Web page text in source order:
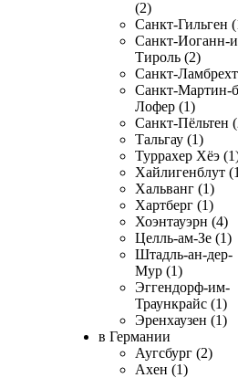
(2)
Санкт-Гильген
Санкт-Иоганн-
Тироль (2)
Санкт-
Санкт-Мартин-
Лофер (1)
Санкт-Пёльтен
Тальгау (1)
Туррахер Хёэ
Хайлигенблут
Хальванг (1)
Хартберг (1)
Хоэнтауэрн (4)
Целль-ам-Зе (1)
Штадль-ан-дер-
Мур (1)
Эггендорф-им-
Траункрайс (1)
Эренхаузен (1)
в Германии
Аугсбург (2)
Ахен (1)